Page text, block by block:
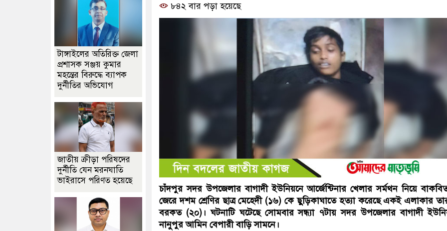
৮৪২ বার পড়া হয়েছে
চাঁদপুর সদর উপজেলার বাগাদী ইউনিয়নে আর্জেন্টিনার খেলার সর্মথন নিয়ে
জেরে দশম শ্রেণির ছাত্র মেহেদী (১৬) কে ছুড়িকাঘাতে হত্যা করেছে একই এলাকার
বরকত (২০)। ঘটনাটি ঘটেছে সোমবার সন্ধ্যা ৭টায় সদর উপজেলার বাগাদী
নানুপুর আমিন বেপারী বাড়ি সামনে।
টাঙ্গাইলের অতিরিক্ত জেলা
প্রশাসক সঞ্জয় কুমার
মহন্তের বিরুদ্ধে ব্যাপক
দুর্নীতির অভিযোগ
জাতীয় ক্রীড়া পরিষদের
দুর্নীতি যেন মরনঘাতি
ভাইরাসে পরিণত হয়েছে